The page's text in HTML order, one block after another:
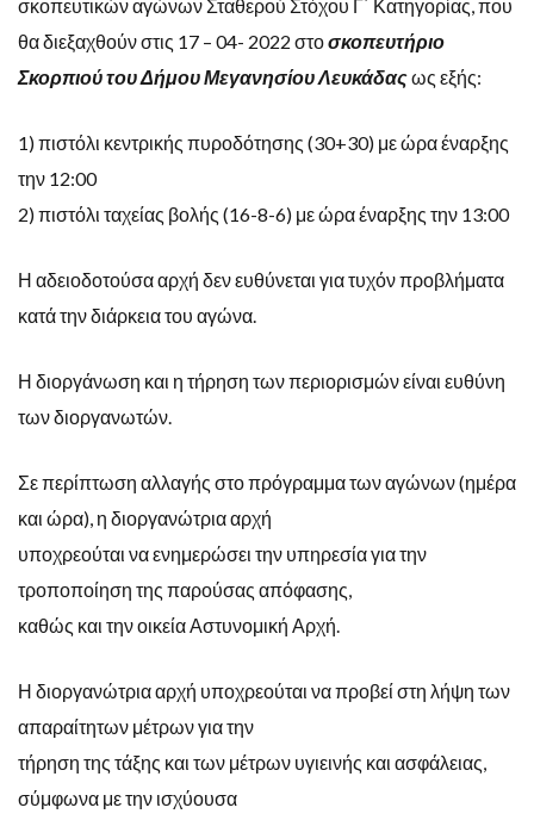
σκοπευτικών αγώνων Σταθερού Στόχου Γ΄ Κατηγορίας, που
θα διεξαχθούν στις 17 – 04- 2022 στοσκοπευτήριο
Σκορπιού του Δήμου Μεγανησίου Λευκάδαςως εξής:
1) πιστόλι κεντρικής πυροδότησης (30+30) με ώρα έναρξης
την 12:00
2) πιστόλι ταχείας βολής (16-8-6) με ώρα έναρξης την 13:00
Η αδειοδοτούσα αρχή δεν ευθύνεται για τυχόν προβλήματα
κατά την διάρκεια του αγώνα.
Η διοργάνωση και η τήρηση των περιορισμών είναι ευθύνη
των διοργανωτών.
Σε περίπτωση αλλαγής στο πρόγραμμα των αγώνων (ημέρα
και ώρα), η διοργανώτρια αρχή
υποχρεούται να ενημερώσει την υπηρεσία για την
τροποποίηση της παρούσας απόφασης,
καθώς και την οικεία Αστυνομική Αρχή.
Η διοργανώτρια αρχή υποχρεούται να προβεί στη λήψη των
απαραίτητων μέτρων για την
τήρηση της τάξης και των μέτρων υγιεινής και ασφάλειας,
σύμφωνα με την ισχύουσα